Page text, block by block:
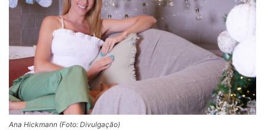
Ana Hickmann (Foto: Divulgação)